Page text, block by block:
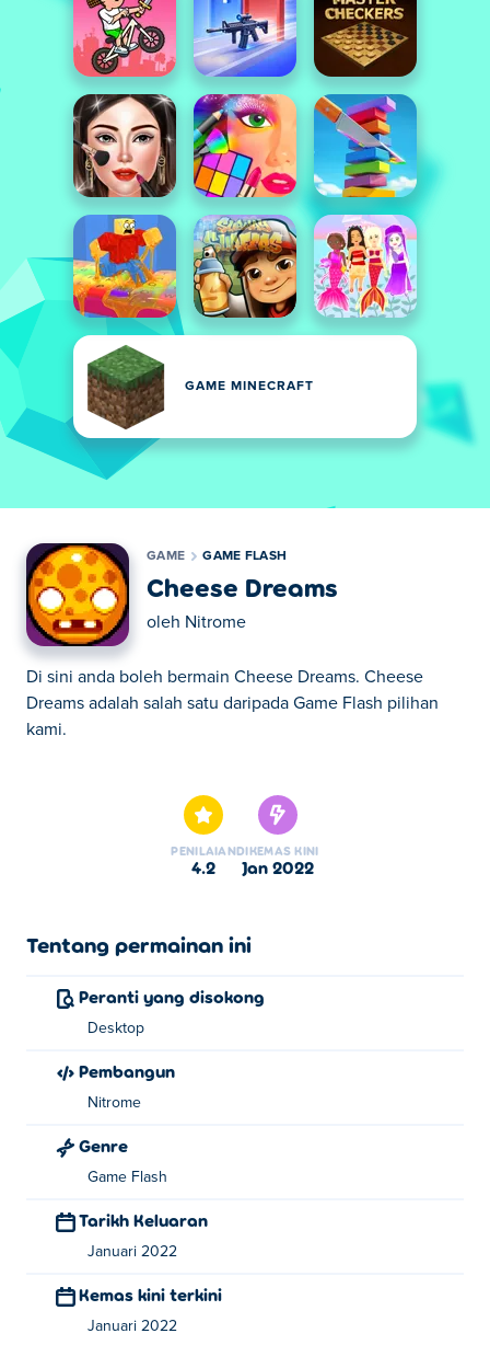
GAME MINECRAFT
GAME GAME FLASH
Cheese Dreams
oleh Nitrome
Di sini anda boleh bermain Cheese Dreams. Cheese
Dreams adalah salah satu daripada Game Flash pilihan
kami.
PENILAIAN
4.2
DIKEMAS KINI
Jan 2022
Tentang permainan ini
Peranti yang disokong
Desktop
Pembangun
Nitrome
Genre
Game Flash
Tarikh Keluaran
Januari 2022
Kemas kini terkini
Januari 2022